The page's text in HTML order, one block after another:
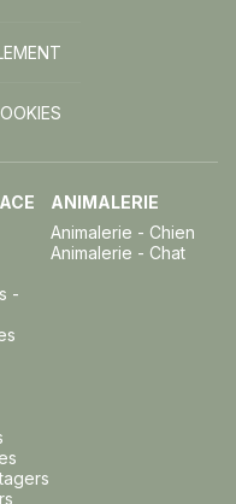
-
ANIMALERIE
Animalerie - Chien
Animalerie - Chat